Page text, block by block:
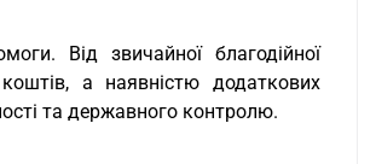
Від звичайної благодійної
а наявністю додаткових
та державного контролю.